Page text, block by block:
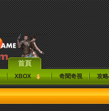
首頁
XBOX 奇聞奇視 攻